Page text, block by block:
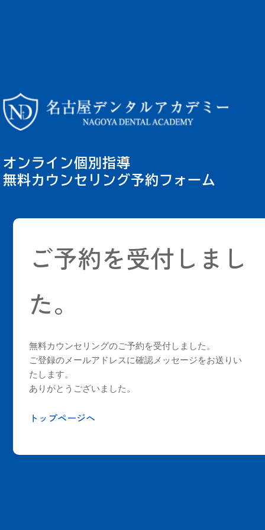
オンライン個別指導
無料カウンセリング予約フォーム
ご予約を受付しまし
た。
無料カウンセリングのご予約を受付しました。
ご登録のメールアドレスに確認メッセージをお送りい
たします。
ありがとうございました。
トップページへ